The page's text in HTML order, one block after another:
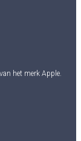
het merk Apple.